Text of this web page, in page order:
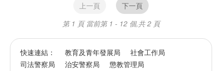
上一頁
下一頁
第 1 頁 當前第 1 - 12 個,共 2 頁
快速連結： 教育及青年發展局
社會工作局
司法警察局
治安警察局 懲教管理局